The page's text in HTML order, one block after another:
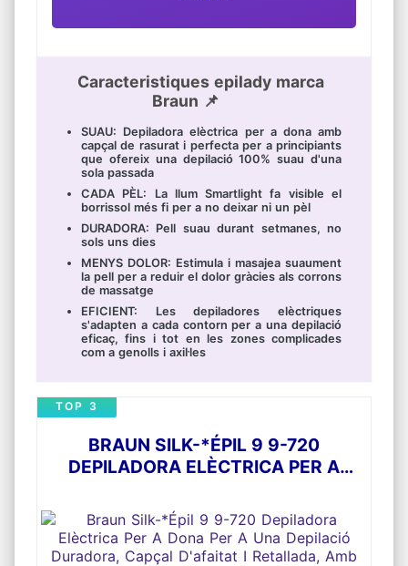
Caracteristiques epilady marca
Braun 📌
SUAU: Depiladora elèctrica per a dona amb
capçal de rasurat i perfecta per a principiants
que ofereix una depilació 100% suau d'una
sola passada
CADA PÈL: La llum Smartlight fa visible el
borrissol més fi per a no deixar ni un pèl
DURADORA: Pell suau durant setmanes, no
sols uns dies
MENYS DOLOR: Estimula i masajea suaument
la pell per a reduir el dolor gràcies als corrons
de massatge
EFICIENT: Les depiladores elèctriques
s'adapten a cada contorn per a una depilació
eficaç, fins i tot en les zones complicades
com a genolls i axil·les
BRAUN SILK-*ÉPIL 9 9-720
DEPILADORA ELÈCTRICA PER A
DURADORA, CAPÇAL D'AFAITAT I
RETALLADA, AMB TECNOLOGIA
PINCES MICRO-GRIP
TOP 3